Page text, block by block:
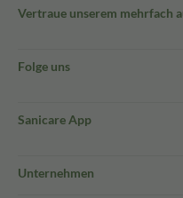
Vertraue unserem mehrfach
Folge uns
Sanicare App
Unternehmen